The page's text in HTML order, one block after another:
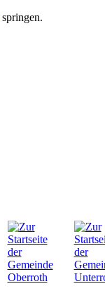
springen.